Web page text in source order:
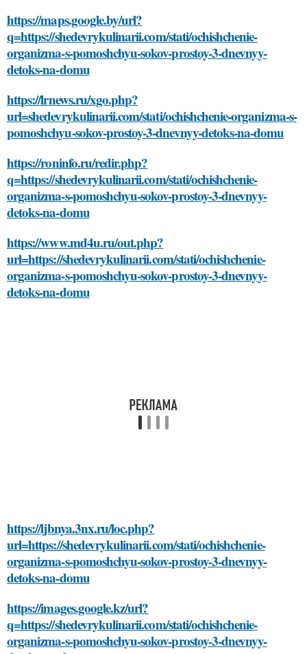
https://maps.google.by/url?
q=https://shedevrykulinarii.com/stati/ochishchenie-
organizma-s-pomoshchyu-sokov-prostoy-3-dnevnyy-
detoks-na-domu
https://lrnews.ru/xgo.php?
url=shedevrykulinarii.com/stati/ochishchenie-organizma-s-
pomoshchyu-sokov-prostoy-3-dnevnyy-detoks-na-domu
https://roninfo.ru/redir.php?
q=https://shedevrykulinarii.com/stati/ochishchenie-
organizma-s-pomoshchyu-sokov-prostoy-3-dnevnyy-
detoks-na-domu
https://www.md4u.ru/out.php?
url=https://shedevrykulinarii.com/stati/ochishchenie-
organizma-s-pomoshchyu-sokov-prostoy-3-dnevnyy-
detoks-na-domu
https://ljbnya.3nx.ru/loc.php?
url=https://shedevrykulinarii.com/stati/ochishchenie-
organizma-s-pomoshchyu-sokov-prostoy-3-dnevnyy-
detoks-na-domu
https://images.google.kz/url?
q=https://shedevrykulinarii.com/stati/ochishchenie-
organizma-s-pomoshchyu-sokov-prostoy-3-dnevnyy-